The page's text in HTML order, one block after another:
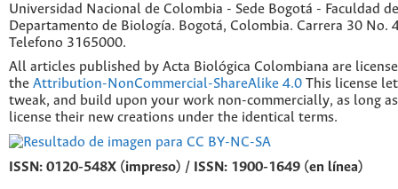
Universidad Nacional de Colombia - Sede Bogotá - Faculdad
Departamento de Biología. Bogotá, Colombia. Carrera 30 No.
Telefono 3165000.
All articles published by Acta Biológica Colombiana are
the Attribution-NonCommercial-ShareAlike 4.0 This license
tweak, and build upon your work non-commercially, as long
license their new creations under the identical terms.
ISSN: 0120-548X (impreso) / ISSN: 1900-1649 (en línea)